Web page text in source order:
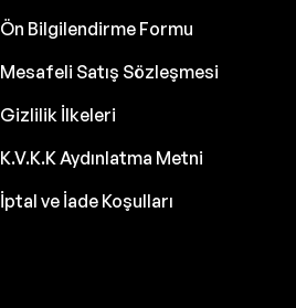
Ön Bilgilendirme Formu
Mesafeli Satış Sözleşmesi
Gizlilik İlkeleri
K.V.K.K Aydınlatma Metni
İptal ve İade Koşulları